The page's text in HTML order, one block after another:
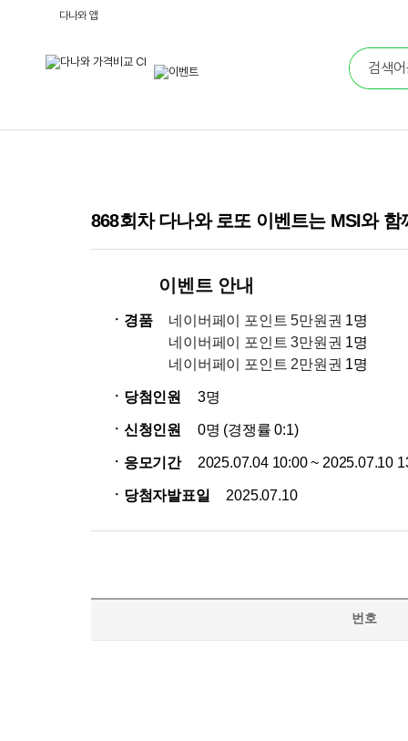
다나와 앱
868회차 다나와 로또 이벤트는 MSI와
이벤트 안내
ㆍ경품 네이버페이 포인트 5만원권 1명
네이버페이 포인트 3만원권 1명
네이버페이 포인트 2만원권 1명
ㆍ당첨인원 3명
ㆍ신청인원 0명 (경쟁률 0:1)
ㆍ응모기간 2025.07.04 10:00 ~ 2025.07.10
ㆍ당첨자발표일 2025.07.10
번호